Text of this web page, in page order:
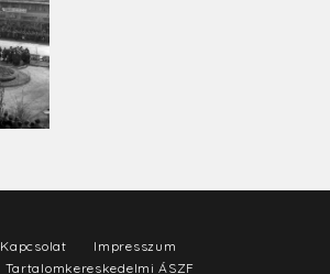
Kapcsolat
Impresszum
Tartalomkereskedelmi ÁSZF